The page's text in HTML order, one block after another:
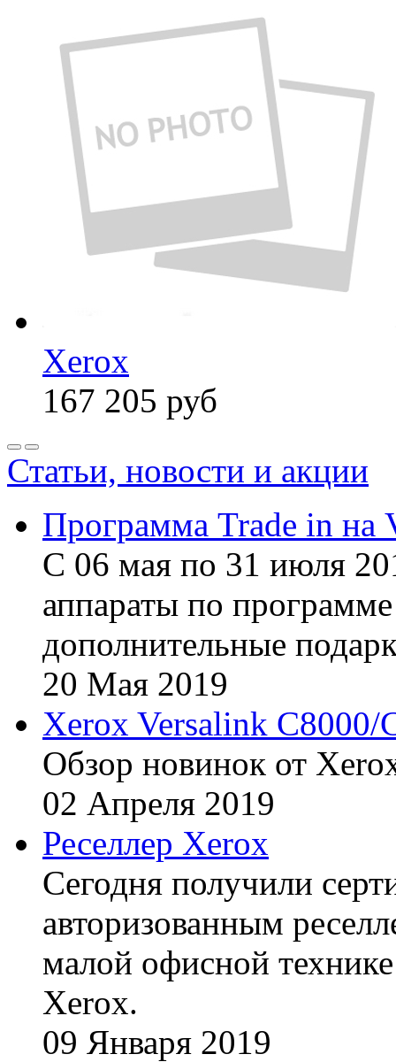
Xerox
167 205 руб
Статьи, новости и акции
Программа Trade in на
С 06 мая по 31 июля
аппараты по
дополнительные
20 Мая 2019
Xerox Versalink C8000/
Обзор новинок от
02 Апреля 2019
Реселлер Xerox
Сегодня получили
авторизованным
малой офисной
Xerox.
09 Января 2019